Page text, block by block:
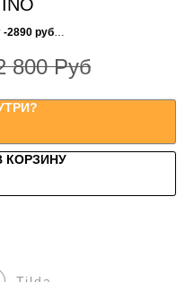
-2890 руб
- 2690 руб
800 Руб
КОРЗИНУ